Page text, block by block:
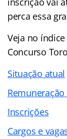
perca essa
Veja no índice
Concurso
Situação atual
Inscrições
Cargos e